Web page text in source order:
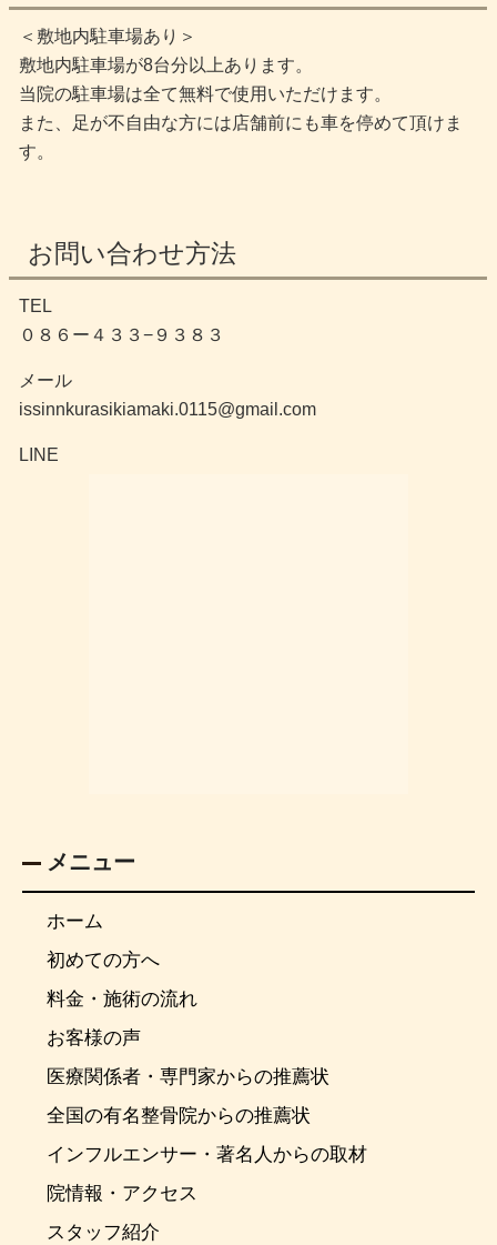
＜敷地内駐車場あり＞
敷地内駐車場が8台分以上あります。
当院の駐車場は全て無料で使用いただけます。
また、足が不自由な方には店舗前にも車を停めて頂けま
す。
お問い合わせ方法
TEL
０８６ー４３３−９３８３
メール
issinnkurasikiamaki.0115@gmail.com
LINE
メニュー
ホーム
初めての方へ
料金・施術の流れ
お客様の声
医療関係者・専門家からの推薦状
全国の有名整骨院からの推薦状
インフルエンサー・著名人からの取材
院情報・アクセス
スタッフ紹介